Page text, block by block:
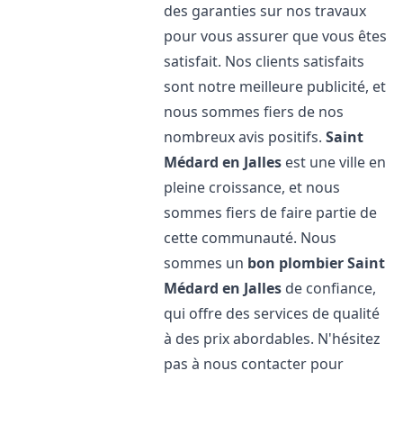
des garanties sur nos travaux
pour vous assurer que vous êtes
satisfait. Nos clients satisfaits
sont notre meilleure publicité, et
nous sommes fiers de nos
nombreux avis positifs.Saint
Médard en Jalles est une ville en
pleine croissance, et nous
sommes fiers de faire partie de
cette communauté. Nous
sommes un bon plombierSaint
Médard en Jalles de confiance,
qui offre des services de qualité
à des prix abordables. N'hésitez
pas à nous contacter pour